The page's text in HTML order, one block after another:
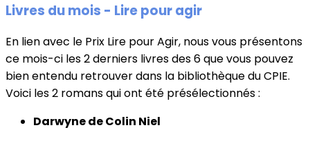
Livres du mois - Lire pour agir
En lien avec le Prix Lire pour Agir, nous vous présentons
ce mois-ci les 2 derniers livres des 6 que vous pouvez
bien entendu retrouver dans la bibliothèque du CPIE.
Voici les 2 romans qui ont été présélectionnés :
Darwyne de Colin Niel